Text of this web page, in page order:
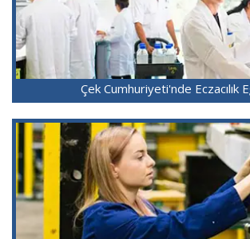
Çek Cumhuriyeti'nde Eczacılık